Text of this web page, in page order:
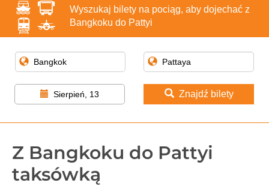
Wyszukaj bilety na pociąg, aby dojechać z
Bangkoku do Pattyi
Sierpień, 13 Znajdź bilety
Z Bangkoku do Pattyi
taksówką